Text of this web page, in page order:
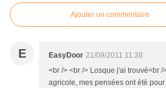
Ajouter un commentaire
E EasyDoor 21/09/2011 11:38
<br /> <br /> Losque j'ai trouvé<br /
agricole, mes pensées ont été